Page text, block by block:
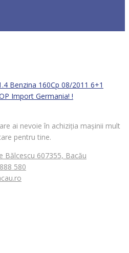
Benzina 160Cp 08/2011 6+1
Import Germania! !
ai nevoie în achiziția mașinii mult
pentru tine.
Bălcescu 607355, Bacău
580